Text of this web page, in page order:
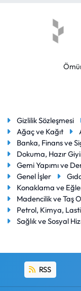
Gizlilik Sözleşmesi
Ağaç ve Kağıt
Banka, Finans ve
Dokuma, Hazır
Gemi Yapımı ve
Genel İşler
Konaklama ve
Madencilik ve Taş
Petrol, Kimya,
Sağlık ve Sosyal
RSS